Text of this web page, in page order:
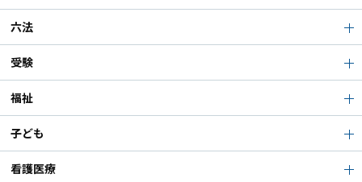
六法
受験
福祉
子ども
看護医療